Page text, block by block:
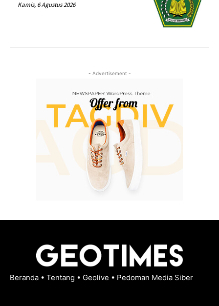
Kamis, 6 Agustus 2026
- Advertisement -
Beranda • Tentang • Geolive • Pedoman Media Siber